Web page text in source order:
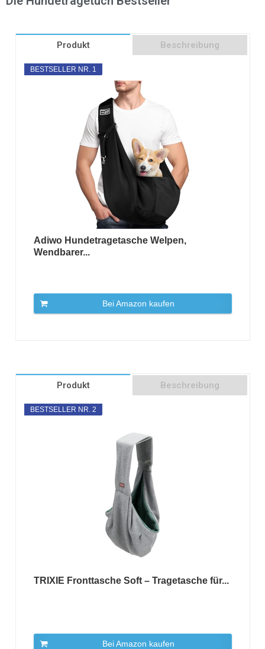
Produkt Beschreibung
BESTSELLER NR. 1
Adiwo Hundetragetasche Welpen,
Wendbarer...
Bei Amazon kaufen
Produkt Beschreibung
BESTSELLER NR. 2
TRIXIE Fronttasche Soft – Tragetasche für...
Bei Amazon kaufen